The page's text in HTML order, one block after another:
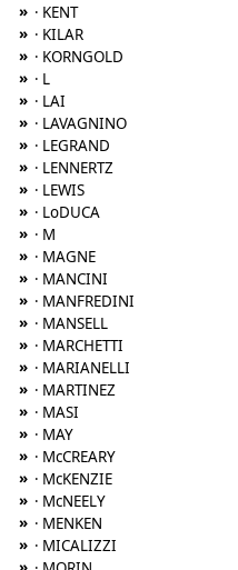
» · KENT
» · KILAR
» · KORNGOLD
» · L
» · LAI
» · LAVAGNINO
» · LEGRAND
» · LENNERTZ
» · LEWIS
» · LoDUCA
» · M
» · MAGNE
» · MANCINI
» · MANFREDINI
» · MANSELL
» · MARCHETTI
» · MARIANELLI
» · MARTINEZ
» · MASI
» · MAY
» · McCREARY
» · McKENZIE
» · McNEELY
» · MENKEN
» · MICALIZZI